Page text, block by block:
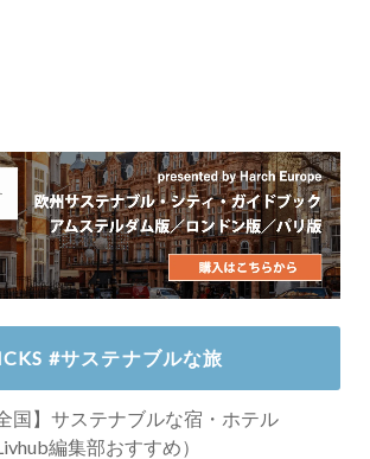
#サステナブルな旅
全国】サステナブルな宿・ホテル
編集部おすすめ）